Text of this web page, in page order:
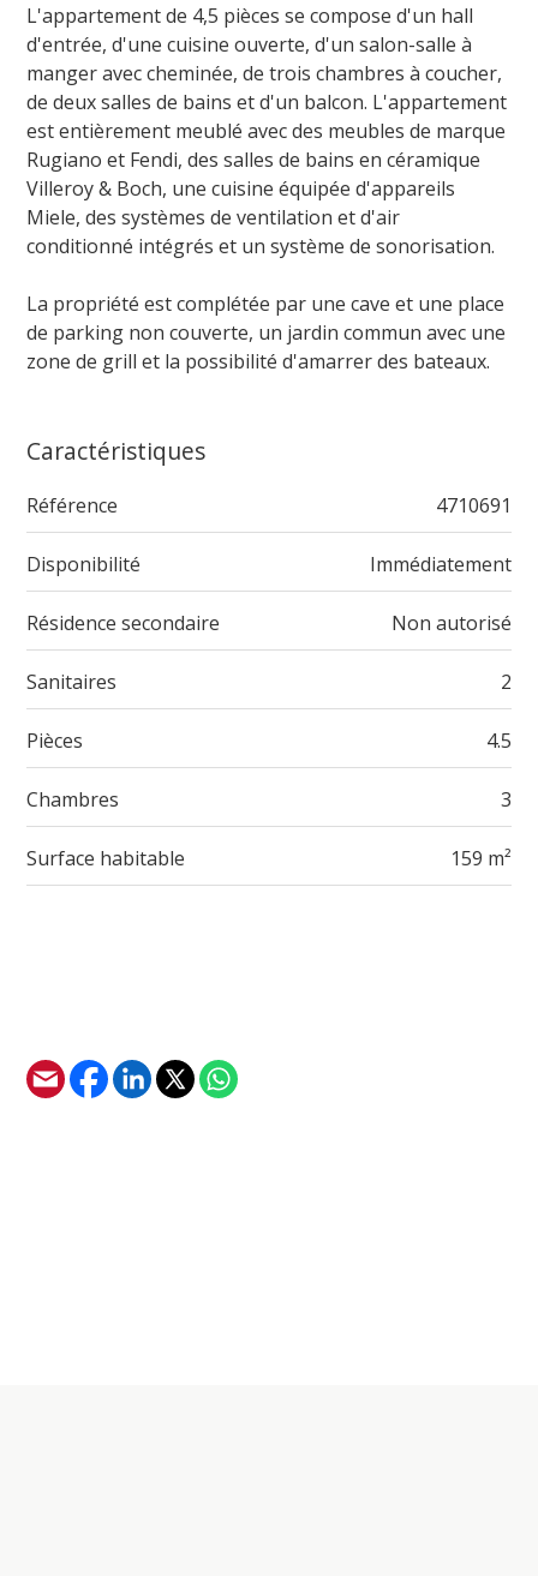
L'appartement de 4,5 pièces se compose d'un hall
d'entrée, d'une cuisine ouverte, d'un salon-salle à
manger avec cheminée, de trois chambres à coucher,
de deux salles de bains et d'un balcon. L'appartement
est entièrement meublé avec des meubles de marque
Rugiano et Fendi, des salles de bains en céramique
Villeroy & Boch, une cuisine équipée d'appareils
Miele, des systèmes de ventilation et d'air
conditionné intégrés et un système de sonorisation.
La propriété est complétée par une cave et une place
de parking non couverte, un jardin commun avec une
zone de grill et la possibilité d'amarrer des bateaux.
Caractéristiques
Référence 4710691
Disponibilité Immédiatement
Résidence secondaire Non autorisé
Sanitaires 2
Pièces 4.5
Chambres 3
Surface habitable 159 m²